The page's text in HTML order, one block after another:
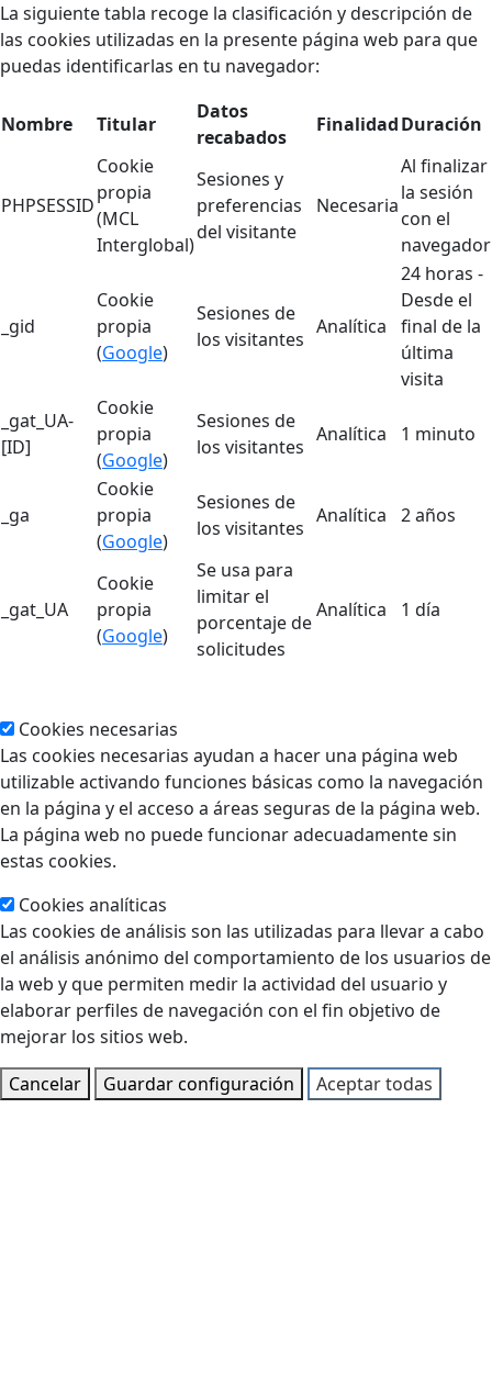
La siguiente tabla recoge la clasificación y descripción de
las cookies utilizadas en la presente página web para que
puedas identificarlas en tu navegador:
Nombre Titular
Datos
recabados
FinalidadDuración
PHPSESSID
Cookie
propia
(MCL
Interglobal)
Sesiones y
preferencias
del visitante
Necesaria
Al finalizar
la sesión
con el
navegador
_gid
Cookie
propia
(Google)
Sesiones de
los visitantes
Analítica
24 horas -
Desde el
final de la
última
visita
_gat_UA-
[ID]
Cookie
propia
(Google)
Sesiones de
los visitantes
Analítica 1 minuto
_ga
Cookie
propia
(Google)
Sesiones de
los visitantes
Analítica 2 años
_gat_UA
Cookie
propia
(Google)
Se usa para
limitar el
porcentaje de
solicitudes
Analítica 1 día
Cookies necesarias
Las cookies necesarias ayudan a hacer una página web
utilizable activando funciones básicas como la navegación
en la página y el acceso a áreas seguras de la página web.
La página web no puede funcionar adecuadamente sin
estas cookies.
Cookies analíticas
Las cookies de análisis son las utilizadas para llevar a cabo
el análisis anónimo del comportamiento de los usuarios de
la web y que permiten medir la actividad del usuario y
elaborar perfiles de navegación con el fin objetivo de
mejorar los sitios web.
Cancelar
Guardar configuración Aceptar todas